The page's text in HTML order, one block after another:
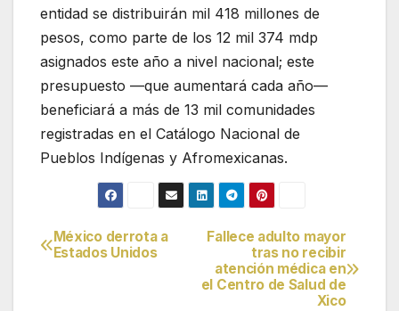
entidad se distribuirán mil 418 millones de
pesos, como parte de los 12 mil 374 mdp
asignados este año a nivel nacional; este
presupuesto —que aumentará cada año—
beneficiará a más de 13 mil comunidades
registradas en el Catálogo Nacional de
Pueblos Indígenas y Afromexicanas.
Navegación
Fallece adulto mayor
tras no recibir
atención médica en
el Centro de Salud de
Xico
México derrota a
Estados Unidos